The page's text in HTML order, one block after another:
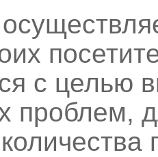
с целью
проблем,